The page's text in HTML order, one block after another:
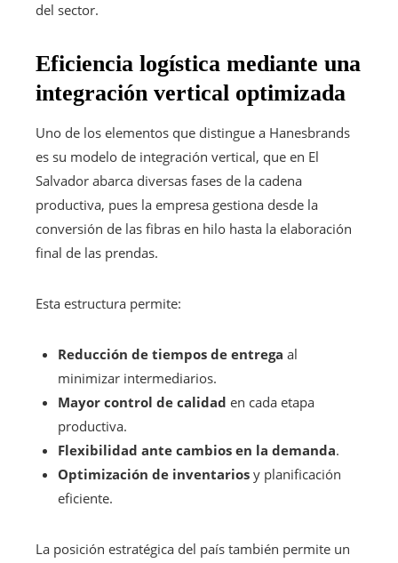
del sector.
Eficiencia logística mediante una
integración vertical optimizada
Uno de los elementos que distingue a Hanesbrands
es su modelo de integración vertical, que en El
Salvador abarca diversas fases de la cadena
productiva, pues la empresa gestiona desde la
conversión de las fibras en hilo hasta la elaboración
final de las prendas.
Esta estructura permite:
Reducción de tiempos de entrega al
minimizar intermediarios.
Mayor control de calidad en cada etapa
productiva.
Flexibilidad ante cambios en la demanda.
Optimización de inventarios y planificación
eficiente.
La posición estratégica del país también permite un